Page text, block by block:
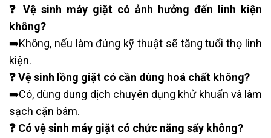
❓ Vệ sinh máy giặt có ảnh hưởng đến linh kiện
không?
➡️Không, nếu làm đúng kỹ thuật sẽ tăng tuổi thọ linh
kiện.
❓ Vệ sinh lồng giặt có cần dùng hoá chất không?
➡️Có, dùng dung dịch chuyên dụng khử khuẩn và làm
sạch cặn bám.
❓ Có vệ sinh máy giặt có chức năng sấy không?